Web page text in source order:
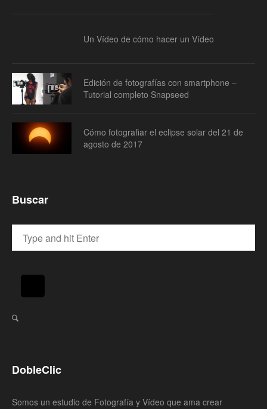
Un Vídeo de cómo hacer un Vídeo
Edición de fotografías con smartphone –
Tutorial completo Snapseed
Cómo fotografiar el eclipse solar del 21 de
agosto de 2017
Buscar
DobleClic
Somos un estudio de Fotografía y Vídeo que ama crear